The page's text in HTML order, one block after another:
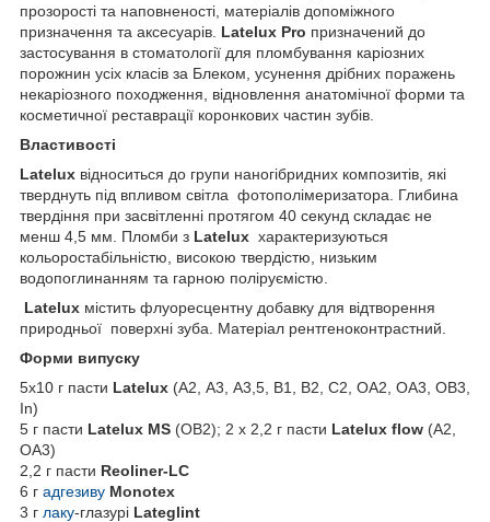
прозорості та наповненості, матеріалів допоміжного
призначення та аксесуарів. Latelux Pro призначений до
застосування в стоматології для пломбування каріозних
порожнин усіх класів за Блеком, усунення дрібних поражень
некаріозного походження, відновлення анатомічної форми та
косметичної реставрації коронкових частин зубів.
Властивості
Latelux відноситься до групи наногібридних композитів, які
тверднуть під впливом світла фотополімеризатора. Глибина
твердіння при засвітленні протягом 40 секунд складає не
менш 4,5 мм. Пломби з Latelux характеризуються
кольоростабільністю, високою твердістю, низьким
водопоглинанням та гарною поліруємістю.
Latelux містить флуоресцентну добавку для відтворення
природньої поверхні зуба. Матеріал рентгеноконтрастний.
Форми випуску
5х10 г пасти Latelux (А2, А3, А3,5, В1, В2, С2, ОА2, ОА3, ОВ3,
In)
5 г пасти Latelux МS (ОВ2); 2 х 2,2 г пасти Latelux flow (А2,
ОА3)
2,2 г пасти Reoliner-LC
6 г адгезиву Monotex
3 г лаку-глазурі Lateglint